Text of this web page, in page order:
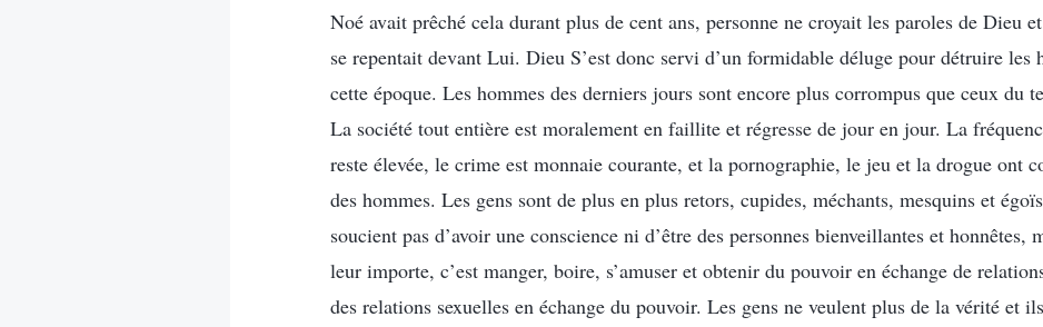
Noé avait prêché cela durant plus de cent ans, personne ne croyait les paroles de Dieu
se repentait devant Lui. Dieu S’est donc servi d’un formidable déluge pour détruire les
cette époque. Les hommes des derniers jours sont encore plus corrompus que ceux du
La société tout entière est moralement en faillite et régresse de jour en jour. La
reste élevée, le crime est monnaie courante, et la pornographie, le jeu et la drogue ont
des hommes. Les gens sont de plus en plus retors, cupides, méchants, mesquins et
soucient pas d’avoir une conscience ni d’être des personnes bienveillantes et honnêtes,
leur importe, c’est manger, boire, s’amuser et obtenir du pouvoir en échange de
des relations sexuelles en échange du pouvoir. Les gens ne veulent plus de la vérité et